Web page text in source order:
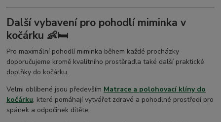
Další vybavení pro pohodlí miminka v
kočárku 👶🛏️
Pro maximální pohodlí miminka během každé procházky
doporučujeme kromě kvalitního prostěradla také další praktické
doplňky do kočárku.
Velmi oblíbené jsou především Matrace a polohovací klíny do
kočárku, které pomáhají vytvářet zdravé a pohodlné prostředí pro
spánek a odpočinek dítěte.